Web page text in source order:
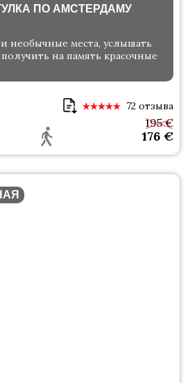
ПО АМСТЕРДАМУ
необычные места, услышать
на память красочные
72 отзыва
176 €
195 €